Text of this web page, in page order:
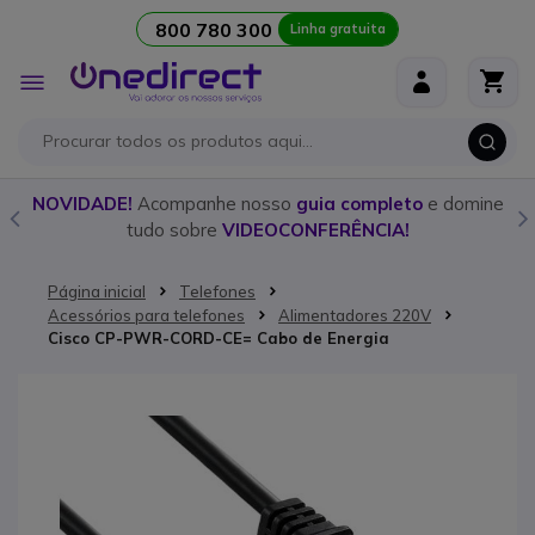
800 780 300 Linha gratuita
Alternar
Nav
NOVIDADE! Acompanhe nosso guia completoe domine
tudo sobre VIDEOCONFERÊNCIA!
Página inicial
Telefones
Acessórios para telefones
Alimentadores 220V
Cisco CP-PWR-CORD-CE= Cabo de Energia